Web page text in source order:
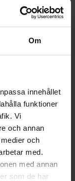
Om
innehållet
funktioner
Vi
och annan
och
med.
med annan
som de har
matos, luftburet
649:-
I lager